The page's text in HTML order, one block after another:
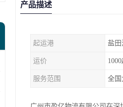
产品描述
起运港 盐田
运价
服务范围 全国